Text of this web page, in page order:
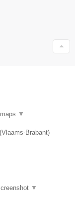
▼
(Vlaams-Brabant)
▼